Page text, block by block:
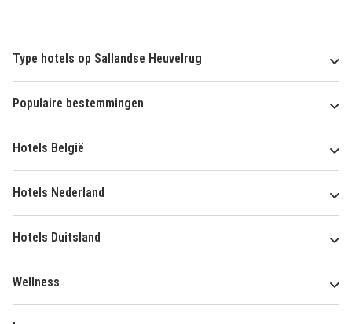
Type hotels op Sallandse Heuvelrug
Populaire bestemmingen
Hotels België
Hotels Nederland
Hotels Duitsland
Wellness